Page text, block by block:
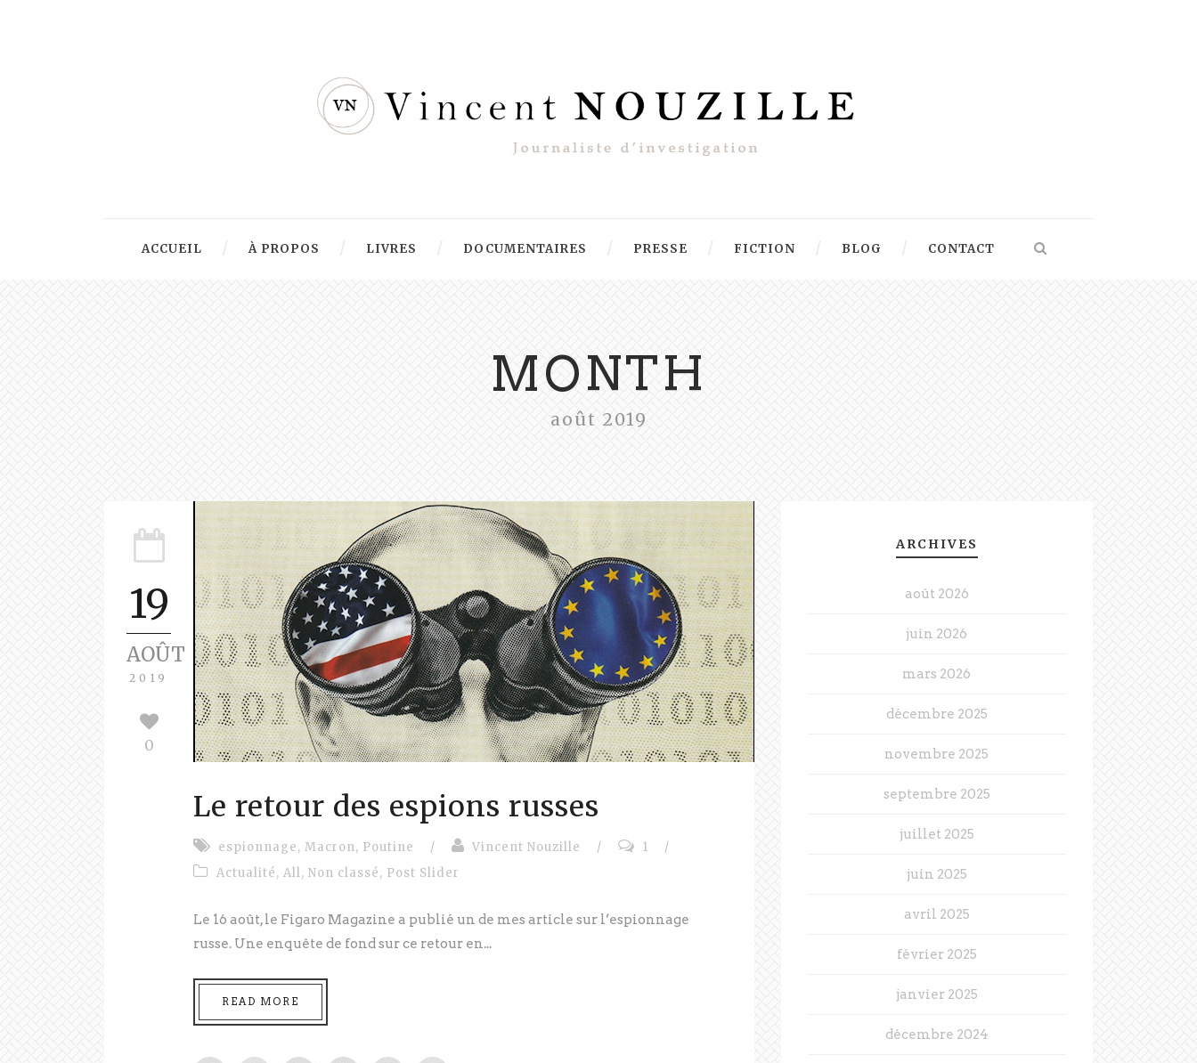
ACCUEIL À PROPOS LIVRES DOCUMENTAIRES PRESSE FICTION BLOG CONTACT
MONTH
août 2019
19
AOÛT
2019
0
Le retour des espions russes
espionnage, Macron, Poutine / Vincent Nouzille / 1
/
Actualité, All, Non classé, Post Slider
Le 16 août, le Figaro Magazine a publié un de mes article sur l’espionnage
russe. Une enquête de fond sur ce retour en...
READ MORE
ARCHIVES
août 2026
juin 2026
mars 2026
décembre 2025
novembre 2025
septembre 2025
juillet 2025
juin 2025
avril 2025
février 2025
janvier 2025
décembre 2024